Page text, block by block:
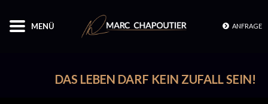
MENÜ ANFRAGE
DAS LEBEN DARF KEIN ZUFALL SEIN!